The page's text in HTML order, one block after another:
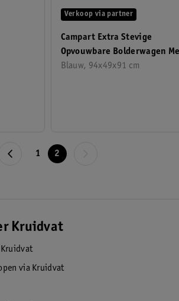
Campart Extra Stevige
Opvouwbare Bolderwagen
Laadklep Voor Het Strand
Blauw, 94x49x91 cm
Verkoop via partner
1 2
Kruidvat
Kruidvat
via Kruidvat